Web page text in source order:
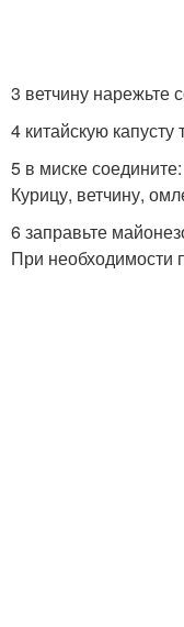
3 ветчину нарежьте
4 китайскую
5 в миске соедините:
Курицу, ветчину,
6 заправьте
При необходимости